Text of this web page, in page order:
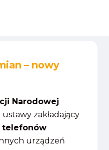
– nowy
Narodowej
zakładający
telefonów
urządzeń